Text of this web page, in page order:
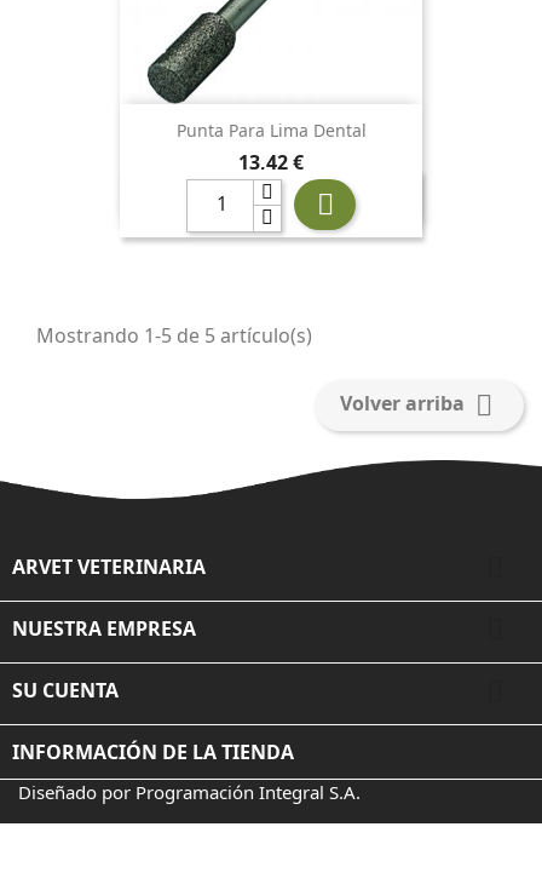
Punta Para Lima Dental
Precio
13,42 €

Mostrando 1-5 de 5 artículo(s)
Volver arriba 
ARVET VETERINARIA
NUESTRA EMPRESA
SU CUENTA
INFORMACIÓN DE LA TIENDA
Diseñado por Programación Integral S.A.